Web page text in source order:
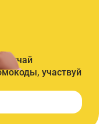
участвуй